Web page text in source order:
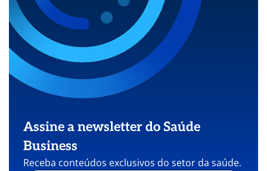
Assine a newsletter do Saúde
Business
Receba conteúdos exclusivos do setor da saúde.